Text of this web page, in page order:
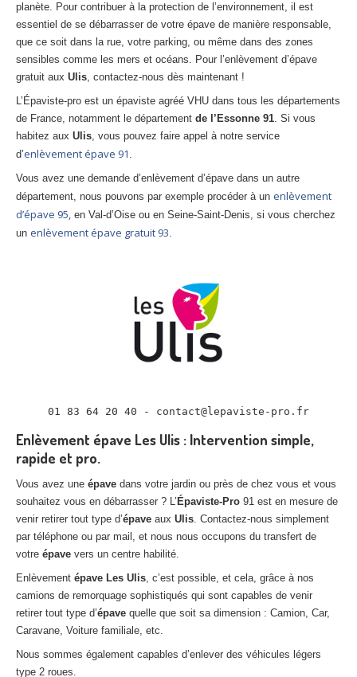
Centre agréé VHU 95 : casse auto avec destruction
DOCUMENTSÀ JOINDRE
RACHATVÉHICULES
CONTACT
planète. Pour contribuer à la protection de l’environnement, il est
essentiel de se débarrasser de votre épave de manière responsable,
que ce soit dans la rue, votre parking, ou même dans des zones
sensibles comme les mers et océans. Pour l’enlèvement d’épave
gratuit aux Ulis, contactez-nous dès maintenant !
L’Épaviste-pro est un épaviste agréé VHU dans tous les départements
de France, notamment le département de l’Essonne 91. Si vous
habitez aux Ulis, vous pouvez faire appel à notre service
d’enlèvement épave 91 .
Vous avez une demande d’enlèvement d’épave dans un autre
département, nous pouvons par exemple procéder à un enlèvement
d’épave 95, en Val-d’Oise ou en Seine-Saint-Denis, si vous cherchez
un enlèvement épave gratuit 93.
01 83 64 20 40 - contact@lepaviste-pro.fr
Enlèvement épave Les Ulis : Intervention simple,
rapide et pro.
Vous avez une épave dans votre jardin ou près de chez vous et vous
souhaitez vous en débarrasser ? L’ Épaviste-Pro 91 est en mesure de
venir retirer tout type d’épave aux Ulis. Contactez-nous simplement
par téléphone ou par mail, et nous nous occupons du transfert de
votre épave vers un centre habilité.
Enlèvement épave Les Ulis, c’est possible, et cela, grâce à nos
camions de remorquage sophistiqués qui sont capables de venir
retirer tout type d’épave quelle que soit sa dimension : Camion, Car,
Caravane, Voiture familiale, etc.
Nous sommes également capables d’enlever des véhicules légers
type 2 roues.